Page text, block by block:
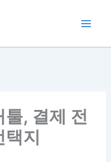
, 결제 전
지